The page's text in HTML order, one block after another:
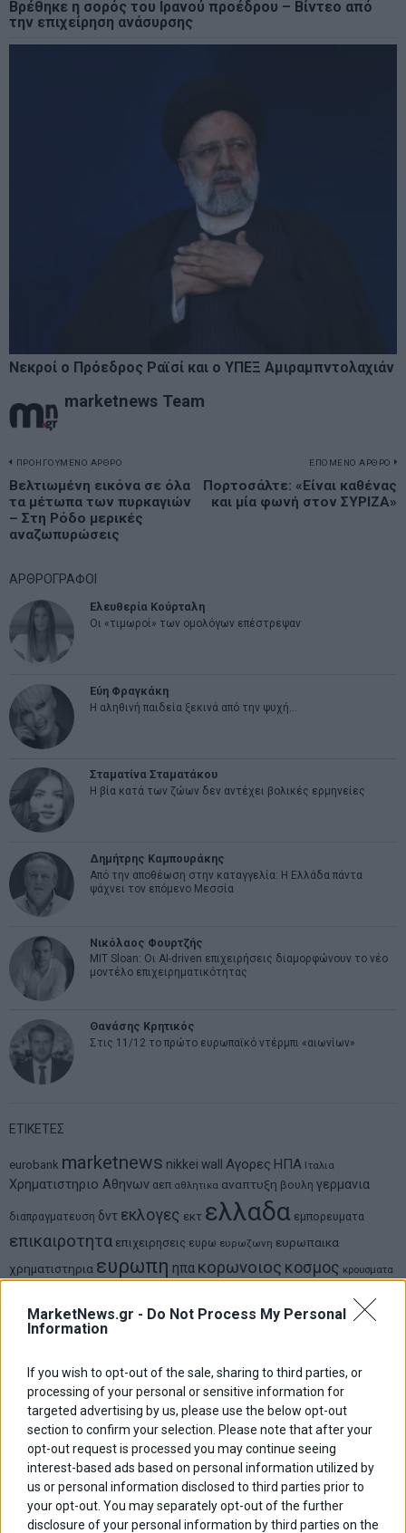
MarketNews.gr - Do Not Process My Personal
Information
If you wish to opt-out of the sale, sharing to third parties, or
processing of your personal or sensitive information for
targeted advertising by us, please use the below opt-out
section to confirm your selection. Please note that after your
opt-out request is processed you may continue seeing
interest-based ads based on personal information utilized by
us or personal information disclosed to third parties prior to
your opt-out. You may separately opt-out of the further
disclosure of your personal information by third parties on the
Βρέθηκε η σορός του Ιρανού προέδρου – Βίντεο από
την επιχείρηση ανάσυρσης
Νεκροί ο Πρόεδρος Ραϊσί και ο ΥΠΕΞ Αμιραμπντολαχιάν
marketnews Team
Πλοήγηση
άρθρων
ΠΡΟΗΓΟΥΜΕΝΟ ΑΡΘΡΟ
Previous
post:
Βελτιωμένη εικόνα σε όλα
τα μέτωπα των πυρκαγιών
– Στη Ρόδο μερικές
αναζωπυρώσεις
ΕΠΟΜΕΝΟ ΑΡΘΡΟ
Πορτοσάλτε: «Είναι καθένας
και μία φωνή στον ΣΥΡΙΖΑ»
ΑΡΘΡΟΓΡΑΦΟΙ
Ελευθερία Κούρταλη
Οι «τιμωροί» των ομολόγων επέστρεψαν
Εύη Φραγκάκη
Η αληθινή παιδεία ξεκινά από την ψυχή…
Σταματίνα Σταματάκου
Η βία κατά των ζώων δεν αντέχει βολικές ερμηνείες
Δημήτρης Καμπουράκης
Από την αποθέωση στην καταγγελία: Η Ελλάδα πάντα
ψάχνει τον επόμενο Μεσσία
Νικόλαος Φουρτζής
MIT Sloan: Οι AI-driven επιχειρήσεις διαμορφώνουν το νέο
μοντέλο επιχειρηματικότητας
Θανάσης Κρητικός
Στις 11/12 το πρώτο ευρωπαϊκό ντέρμπι «αιωνίων»
ΕΤΙΚΕΤΕΣ
eurobank marketnews nikkei wall Αγορες ΗΠΑ Ιταλια
Χρηματιστηριο Αθηνων αεπ αθλητικα αναπτυξη βουλη γερμανια
διαπραγματευση δντ εκλογες εκτ ελλαδα εμπορευματα
επικαιροτητα επιχειρησεις ευρω ευρωζωνη ευρωπαικα
χρηματιστηρια ευρωπη ηπα κορωνοιος κοσμος κρουσματα
οικονομιαομολογα πληθωρισμος
LATEST FROM BLOG